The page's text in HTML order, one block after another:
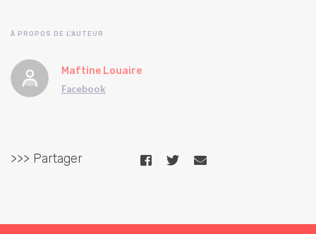
À PROPOS DE L'AUTEUR
Maftine Louaire
Facebook
>>> Partager